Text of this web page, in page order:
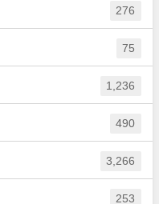
276
75
1,236
490
3,266
253